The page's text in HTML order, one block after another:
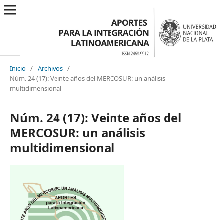
Inicio / Archivos /
Núm. 24 (17): Veinte años del MERCOSUR: un análisis
multidimensional
Núm. 24 (17): Veinte años del
MERCOSUR: un análisis
multidimensional